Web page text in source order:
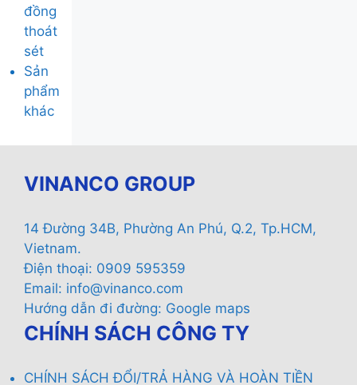
đồng
thoát
sét
Sản
phẩm
khác
VINANCO GROUP
14 Đường 34B, Phường An Phú, Q.2, Tp.HCM,
Vietnam.
Điện thoại: 0909 595359
Email: info@vinanco.com
Hướng dẫn đi đường: Google maps
CHÍNH SÁCH CÔNG TY
CHÍNH SÁCH ĐỔI/TRẢ HÀNG VÀ HOÀN TIỀN